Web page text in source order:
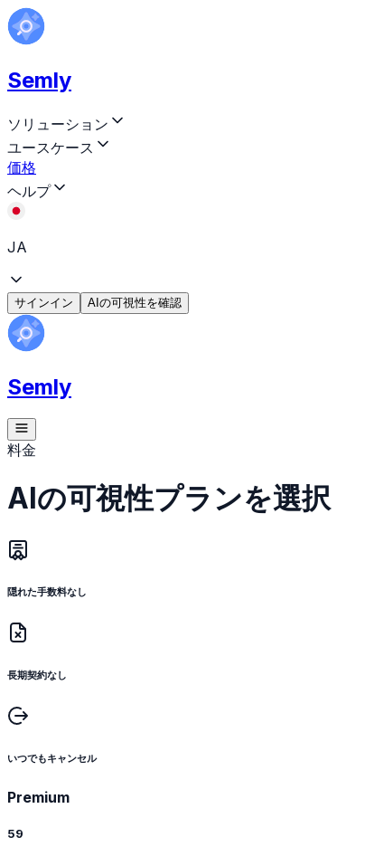
Semly
ソリューション
ユースケース
価格
ヘルプ
JA
サインイン AIの可視性を確認
Semly
料金
AIの可視性プランを選択
隠れた手数料なし
長期契約なし
いつでもキャンセル
Premium
59